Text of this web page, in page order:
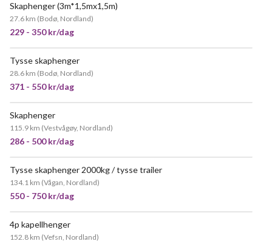
Skaphenger (3m*1,5mx1,5m)
27.6 km (Bodø, Nordland)
229 - 350 kr/dag
Tysse skaphenger
28.6 km (Bodø, Nordland)
371 - 550 kr/dag
Skaphenger
115.9 km (Vestvågøy, Nordland)
286 - 500 kr/dag
Tysse skaphenger 2000kg / tysse trailer
134.1 km (Vågan, Nordland)
550 - 750 kr/dag
4p kapellhenger
152.8 km (Vefsn, Nordland)